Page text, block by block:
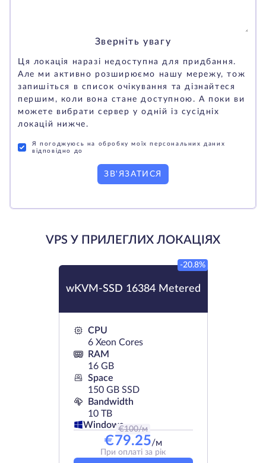
Зверніть увагу
Ця локація наразі недоступна для придбання.
Але ми активно розширюємо нашу мережу, тож
запишіться в список очікування та дізнайтеся
першим, коли вона стане доступною. А поки ви
можете вибрати сервер у одній із сусідніх
локацій нижче.
Я погоджуюсь на обробку моїх персональних даних
відповідно до
ЗВ'ЯЗАТИСЯ
VPS У ПРИЛЕГЛИХ ЛОКАЦІЯХ
wKVM-SSD 16384 Metered
-20.8%
CPU
6 Xeon Cores
RAM
16 GB
Space
150 GB SSD
Bandwidth
10 TB
Windows
€100/м
€79.25/м
При оплаті за рік